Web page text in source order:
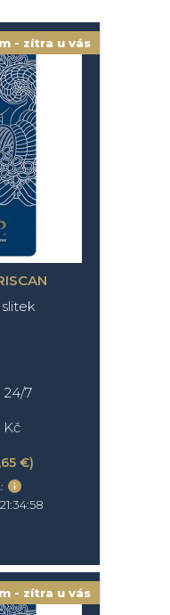
- zítra u vás
7
Kč
€)
- zítra u vás